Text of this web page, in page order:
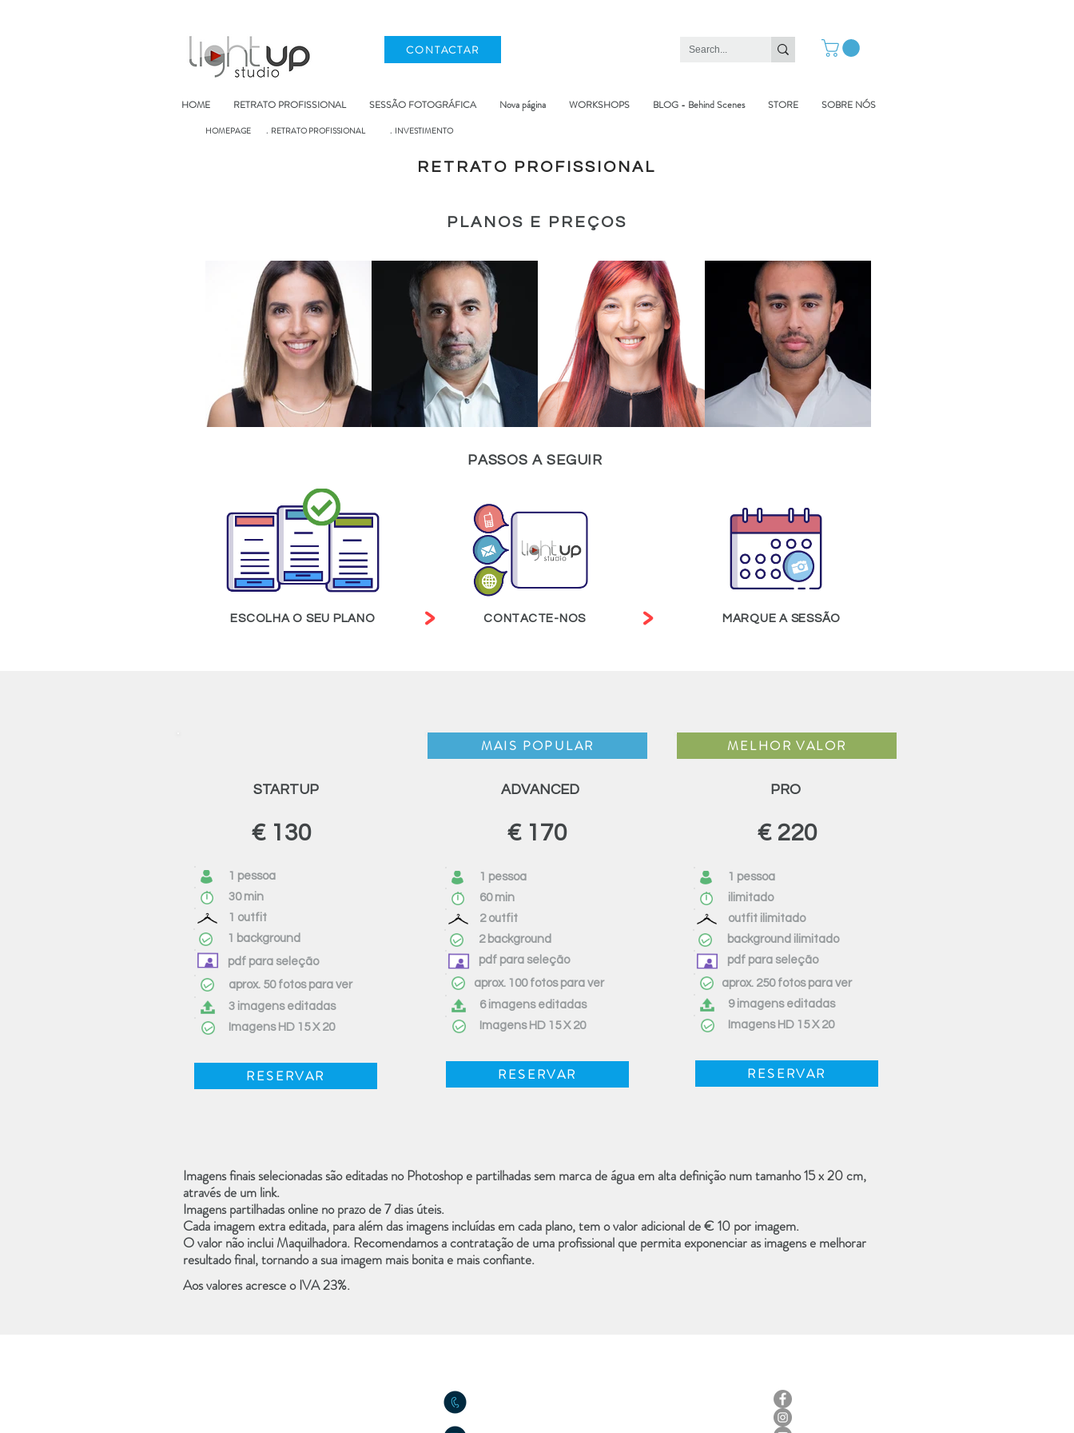
CONTACTAR
HOME RETRATO PROFISSIONAL SESSÃO FOTOGRÁFICA Nova página WORKSHOPS BLOG - Behind Scenes STORE SOBRE NÓS
HOMEPAGE . RETRATO PROFISSIONAL . INVESTIMENTO
RETRATO PROFISSIONAL
PLANOS E PREÇOS
PASSOS A SEGUIR
ESCOLHA O SEU PLANO > CONTACTE-NOS > MARQUE A SESSÃO
STARTUP
€ 130
1 pessoa
30 min
1 outfit
pdf para seleção
aprox. 50 fotos para ver
3 imagens editadas
Imagens HD 15 X 20
1 background
RESERVAR
ADVANCED
€ 170
1 pessoa
60 min
2 outfit
pdf para seleção
aprox. 100 fotos para ver
6 imagens editadas
Imagens HD 15 X 20
2 background
RESERVAR
MAIS POPULAR
PRO
€ 220
1 pessoa
ilimitado
outfit ilimitado
pdf para seleção
aprox. 250 fotos para ver
9 imagens editadas
Imagens HD 15 X 20
background ilimitado
RESERVAR
MELHOR VALOR
Imagens finais selecionadas sãoeditadas no Photoshope partilhadas sem marca de água em alta definição num tamanho 15 x 20 cm,
através de um link.
Imagens partilhadas online no prazo de7 dias úteis.
Cada imagem extraeditada, para além das imagens incluídas em cada plano, tem o valor adicional de€ 10 por imagem.
O valor não inclui Maquilhadora. Recomendamos a contratação de uma profissional que permita exponenciar as imagens e melhorar
resultado final, tornando a sua imagem mais bonita e mais confiante.
Aos valores acresce o IVA 23%.